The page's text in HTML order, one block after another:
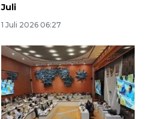
Juli
1 Juli 2026 06:27